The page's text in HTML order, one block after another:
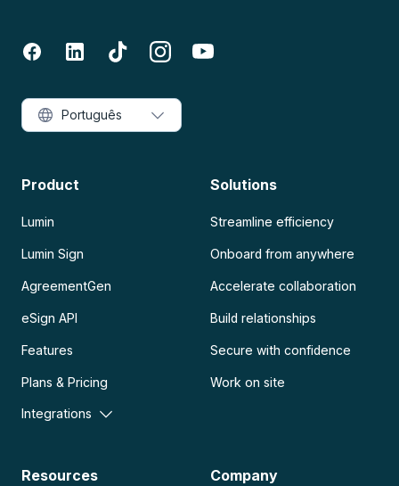
Product
Lumin
Lumin Sign
AgreementGen
eSign API
Features
Plans & Pricing
Integrations
Solutions
Streamline efficiency
Onboard from anywhere
Accelerate collaboration
Build relationships
Secure with confidence
Work on site
Resources Company
Português